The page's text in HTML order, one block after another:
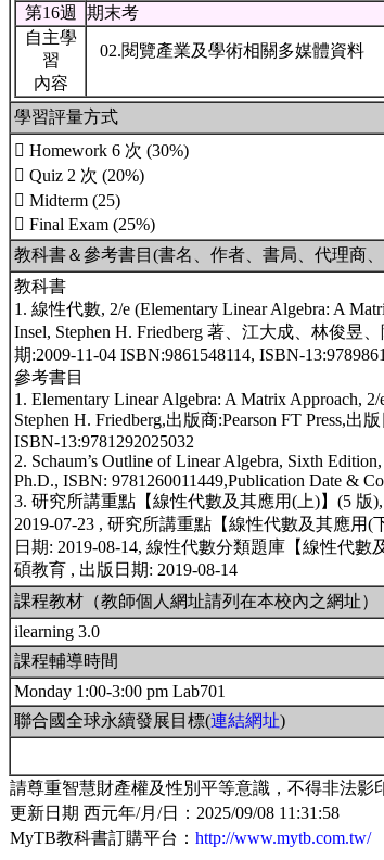
第16週
期末考
自主學
習
內容
02.閱覽產業及學術相關多媒體資料
學習評量方式
 Homework 6 次 (30%)
 Quiz 2 次 (20%)
 Midterm (25)
 Final Exam (25%)
教科書＆參考書目(書名、作者、書局、代理商
教科書
1. 線性代數, 2/e (Elementary Linear Algebra: A
Insel, Stephen H. Friedberg 著、江大成、林俊昱
期:2009-11-04 ISBN:9861548114, ISBN-
參考書目
1. Elementary Linear Algebra: A Matrix Approach,
Stephen H. Friedberg,出版商:Pearson FT Press,出
ISBN-13:9781292025032
2. Schaum’s Outline of Linear Algebra, Sixth
Ph.D., ISBN: 9781260011449,Publication Date &
3. 研究所講重點【線性代數及其應用(上)】(5 版
2019-07-23 , 研究所講重點【線性代數及其應用
日期: 2019-08-14, 線性代數分類題庫【線性代
碩教育 , 出版日期: 2019-08-14
課程教材（教師個人網址請列在本校內之網址）
ilearning 3.0
課程輔導時間
Monday 1:00-3:00 pm Lab701
聯合國全球永續發展目標(連結網址)
請尊重智慧財產權及性別平等意識，不得非法影
更新日期 西元年/月/日：2025/09/08 11:31:58
MyTB教科書訂購平台： http://www.mytb.com.tw/